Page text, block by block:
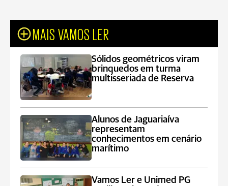
MAIS VAMOS LER
Sólidos geométricos viram
brinquedos em turma
multisseriada de Reserva
Alunos de Jaguariaíva
representam
conhecimentos em cenário
marítimo
Vamos Ler e Unimed PG